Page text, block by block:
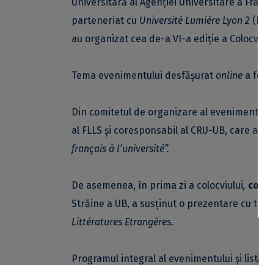
parteneriat cu Université Lumière Lyon 2
au organizat cea de-a VI-a ediție a
Tema evenimentului desfășurat online a
Din comitetul de organizare al
al FLLS și coresponsabil al CRU-UB,
français à l’université”.
De asemenea, în prima zi a colocviului,
Străine a UB, a susținut o prezentare cu
Littératures Etrangères.
Programul integral al evenimentului și